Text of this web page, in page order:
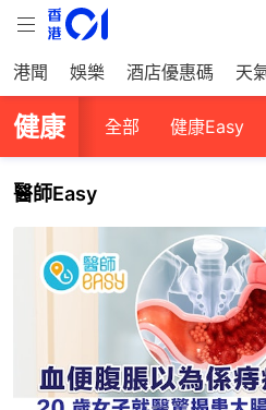
港聞 娛樂 酒店優惠碼 天
健康 全部 健康Easy
醫師Easy